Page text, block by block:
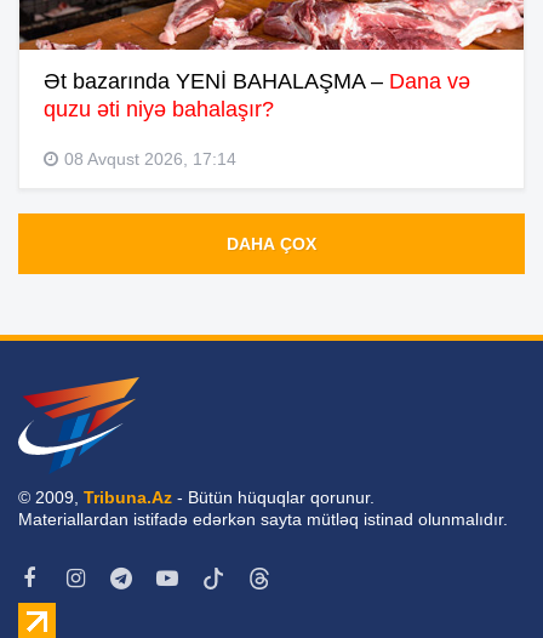
Ət bazarında YENİ BAHALAŞMA – Dana və
quzu əti niyə bahalaşır?
08 Avqust 2026, 17:14
DAHA ÇOX
© 2009, Tribuna.Az - Bütün hüquqlar qorunur.
Materiallardan istifadə edərkən sayta mütləq istinad olunmalıdır.